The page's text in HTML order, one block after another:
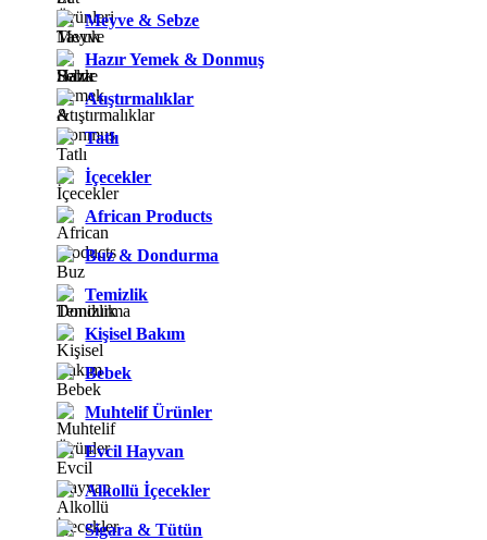
Meyve & Sebze
Hazır Yemek & Donmuş
Atıştırmalıklar
Tatlı
İçecekler
African Products
Buz & Dondurma
Temizlik
Kişisel Bakım
Bebek
Muhtelif Ürünler
Evcil Hayvan
Alkollü İçecekler
Sigara & Tütün